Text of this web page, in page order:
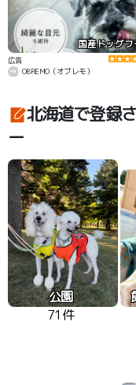
国産ドッグフ
広告
OBREMO（オブレモ）
北海道で登録
ー
公園
71件